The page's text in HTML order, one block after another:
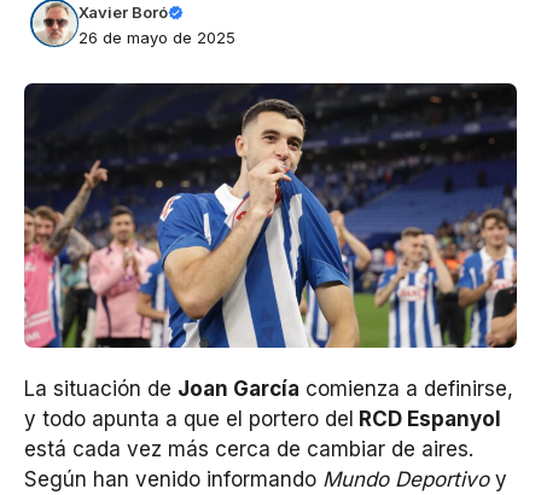
Xavier Boró
26 de mayo de 2025
La situación de Joan García comienza a definirse,
y todo apunta a que el portero del RCD Espanyol
está cada vez más cerca de cambiar de aires.
Según han venido informando Mundo Deportivoy